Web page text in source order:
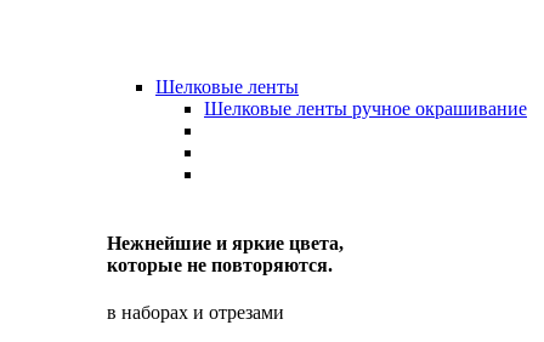
Шелковые ленты
Шелковые ленты ручное окрашивание
Нежнейшие и яркие цвета,
которые не повторяются.
в наборах и отрезами